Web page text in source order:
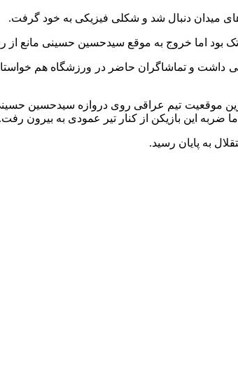
میدان دنبال شد و شکلی فیزیکی به خود گرفت.
داشت و تماشاگران حاضر در ورزشگاه هم
جدی ترین موقعیت تیم عراقی روی دروازه
ضربه این بازیکن از کنار تیر عمودی به بیرون رفت.
به پایان رسید.